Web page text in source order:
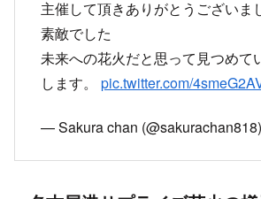
主催して頂きありがとうございま
素敵でした
未来への花火だと思って見つめて
します。 pic.twitter.com/
— Sakura chan (@sakurachan818)